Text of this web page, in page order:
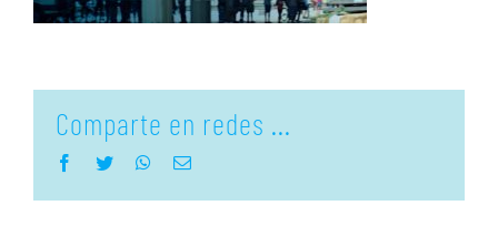
Comparte en redes ...
Facebook
Twitter WhatsApp
Correo